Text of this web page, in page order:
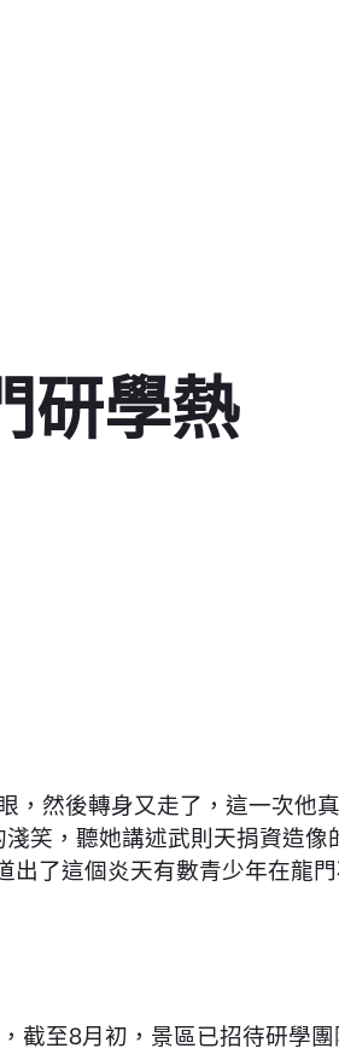
研學熱
，然後轉身又走了，這一次他
笑，聽她講述武則天捐資造像
了這個炎天有數青少年在龍
截至8月初，景區已招待研學